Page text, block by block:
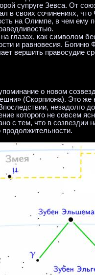
супруге Зевса. От
в своих сочинениях,
на Олимпе, в чем ему
глазах, как символом
и равновесия.
вершить правосудие
о новом
(Скорпиона). Это же
незадолго
которого не совсем
с тем, что в созвездии